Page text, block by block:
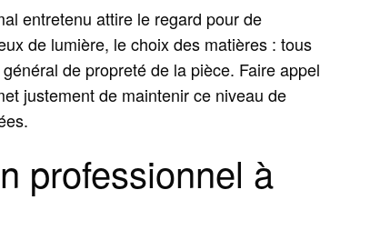
entretenu attire le regard pour de
de lumière, le choix des matières : tous
de propreté de la pièce. Faire appel
justement de maintenir ce niveau de
professionnel à